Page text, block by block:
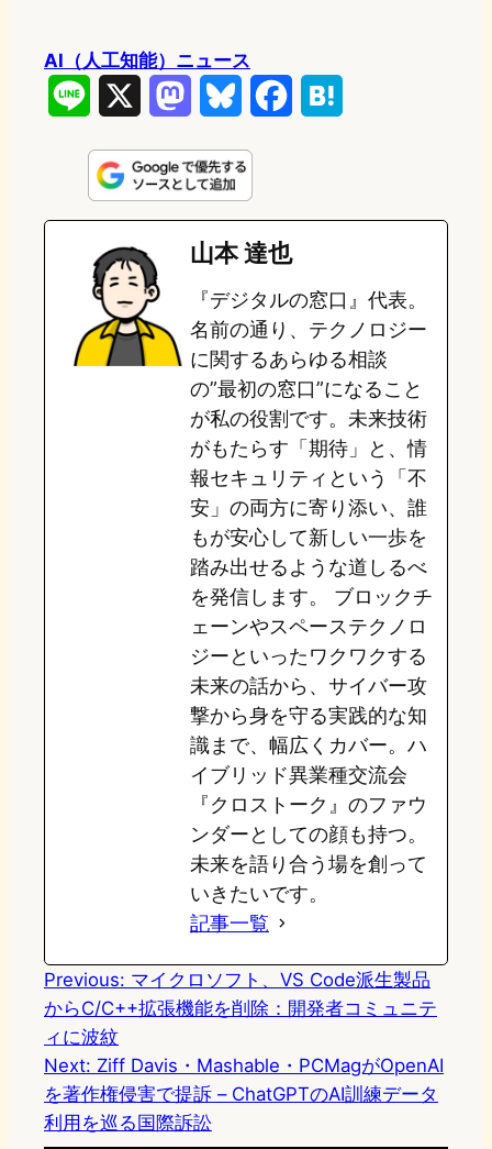
AI（人工知能）ニュース
n
e
s
t
o
o
n
u
e
s
k
e
b
o
o
k
e
a
山本 達也
『デジタルの窓口』代表。
名前の通り、テクノロジー
に関するあらゆる相談
の”最初の窓口”になること
が私の役割です。未来技術
がもたらす「期待」と、情
報セキュリティという「不
安」の両方に寄り添い、誰
もが安心して新しい一歩を
踏み出せるような道しるべ
を発信します。 ブロックチ
ェーンやスペーステクノロ
ジーといったワクワクする
未来の話から、サイバー攻
撃から身を守る実践的な知
識まで、幅広くカバー。ハ
イブリッド異業種交流会
『クロストーク』のファウ
ンダーとしての顔も持つ。
未来を語り合う場を創って
いきたいです。
記事一覧
Previous: マイクロソフト、VS Code派生製品
からC/C++拡張機能を削除：開発者コミュニテ
ィに波紋
Next: Ziff Davis・Mashable・PCMagがOpenAI
を著作権侵害で提訴 – ChatGPTのAI訓練データ
利用を巡る国際訴訟